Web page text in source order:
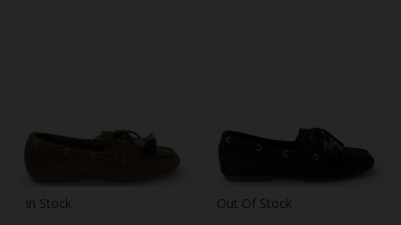
In Stock Out Of Stock